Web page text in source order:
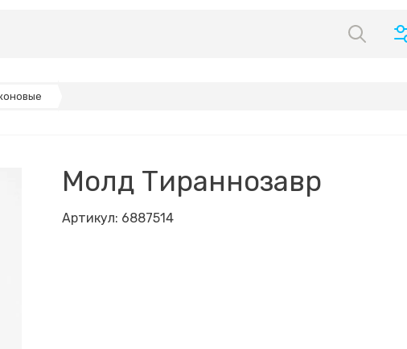
Молд Тираннозавр
Артикул: 6887514